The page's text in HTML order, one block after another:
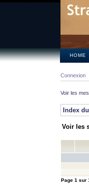
HOME
Connexion
Voir les
Index
Voir les
Page 1 sur